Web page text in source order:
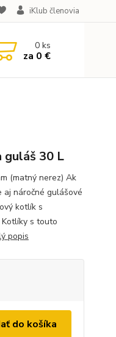
iKlub členovia
0ks
za 0 €
guláš 30 L
(matný nerez) Ak
náročné gulášové
kotlík s
s touto
popis
do košíka